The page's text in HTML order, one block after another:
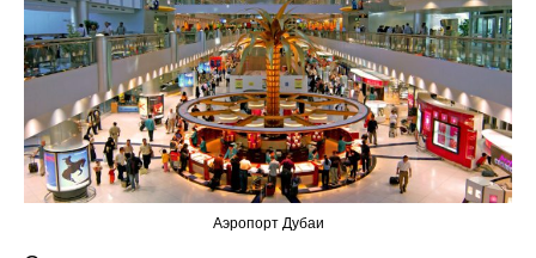
Аэропорт Дубаи